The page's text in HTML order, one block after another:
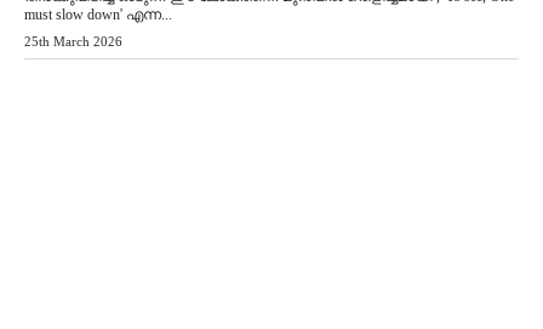
must slow down' എന്ന...
25th March 2026